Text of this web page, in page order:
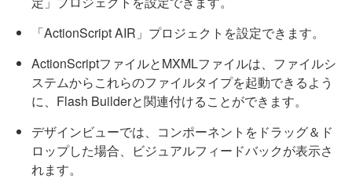
「ActionScript AIR」プロジェクトを設定できます。
ActionScriptファイルとMXMLファイルは、ファイルシ
ステムからこれらのファイルタイプを起動できるよう
に、Flash Builderと関連付けることができます。
デザインビューでは、コンポーネントをドラッグ＆ド
ロップした場合、ビジュアルフィードバックが表示さ
れます。